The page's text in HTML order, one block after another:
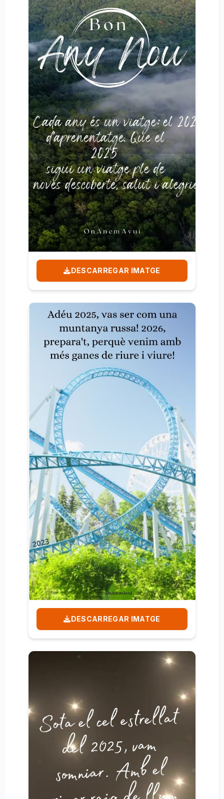
DESCARREGAR IMATGE
DESCARREGAR IMATGE